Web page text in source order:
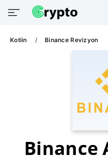
Kotiin Binance Revizyon
Binance